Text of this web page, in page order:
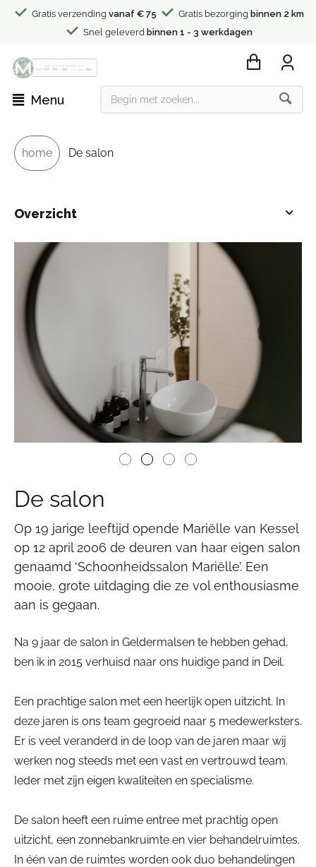
Gratis verzending vanaf € 75 Gratis bezorging binnen 2 km
Snel geleverd binnen 1 - 3 werkdagen
Menu
home De salon
Overzicht
De salon
Op 19 jarige leeftijd opende Mariëlle van Kessel
op 12 april 2006 de deuren van haar eigen salon
genaamd ‘Schoonheidssalon Mariëlle’. Een
mooie, grote uitdaging die ze vol enthousiasme
aan is gegaan.
Na 9 jaar de salon in Geldermalsen te hebben gehad,
ben ik in 2015 verhuisd naar ons huidige pand in Deil.
Een prachtige salon met een heerlijk open uitzicht. In
deze jaren is ons team gegroeid naar 5 medewerksters.
Er is veel veranderd in de loop van de jaren maar wij
werken nog steeds met een vast en vertrouwd team.
Ieder met zijn eigen kwaliteiten en specialisme.
De salon heeft een ruime entree met prachtig open
uitzicht, een zonnebankruimte en vier behandelruimtes.
In één van de ruimtes worden ook duo behandelingen